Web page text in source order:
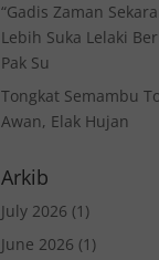
“Gadis Zaman
Lebih Suka Lelaki
Pak Su
Tongkat Semambu
Awan, Elak Hujan
Arkib
July 2026 (1)
June 2026 (1)